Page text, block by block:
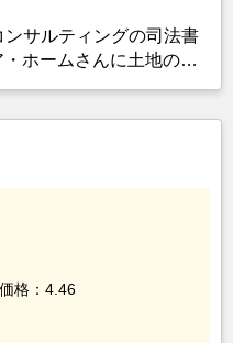
サルティングの司法書
ホームさんに土地の売
格：4.46